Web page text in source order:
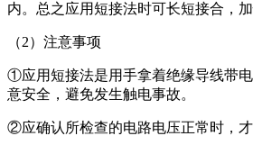
内。总之应用短接法时可长短接合，
（2）注意事项
①应用短接法是用手拿着绝缘导线带
意安全，避免发生触电事故。
②应确认所检查的电路电压正常时，才